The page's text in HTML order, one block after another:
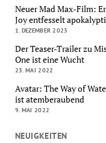
Neuer Mad Max-Film:
Joy entfesselt
1. DEZEMBER 2023
Der Teaser-Trailer zu
One ist eine Wucht
23. MAI 2022
Avatar: The Way of
ist atemberaubend
9. MAI 2022
NEUIGKEITEN